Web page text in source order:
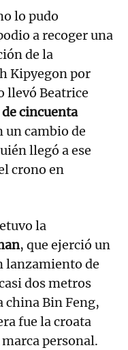
lo pudo
a recoger una
de la
Kipyegon por
llevó Beatrice
cincuenta
un cambio de
llegó a ese
crono en
la
, que ejerció un
lanzamiento de
dos metros
china Bin Feng,
fue la croata
personal.